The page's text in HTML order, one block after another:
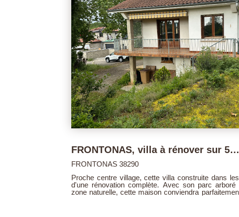
Local commercial 70 m².
LA VERPILLIERE 38290
LA VERPILLIERE : local commercial de 70 m²
aménagé à ce jour avec une pièce principale de 30
wc, et un garage. Le tout de plain-pied, avec un